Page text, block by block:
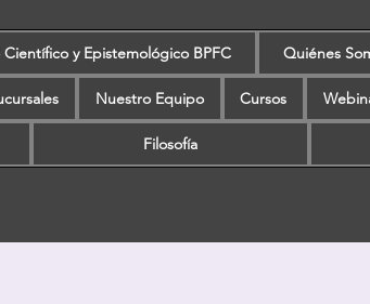
Científico y Epistemológico BPFC Quiénes
Nuestro Equipo Cursos
Filosofía